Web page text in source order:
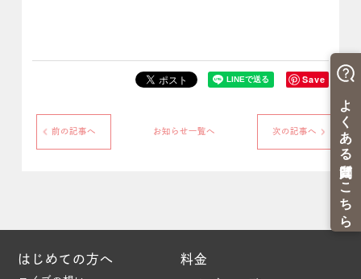
Save
前の記事へ お知らせ一覧へ 次の記事へ
はじめての方へ
料金